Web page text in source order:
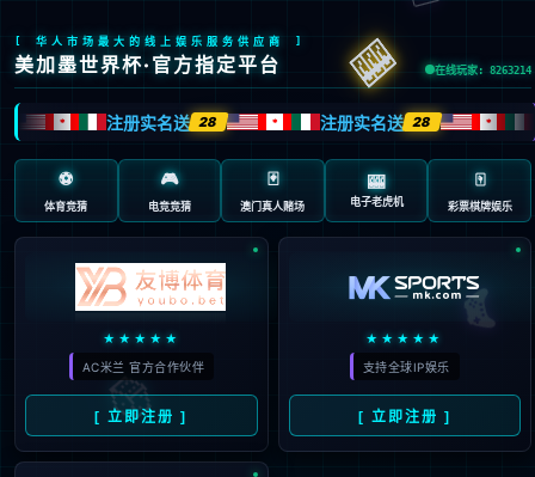
404 页面不存在。可
能你打开的是过期的
书签，或者输入了错